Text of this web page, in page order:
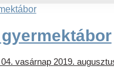
vasárnap 2019.